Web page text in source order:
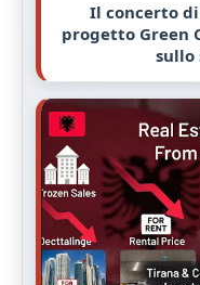
Il concerto di
progetto Green
sullo